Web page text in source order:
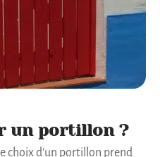
un portillon ?
choix d’un portillon prend